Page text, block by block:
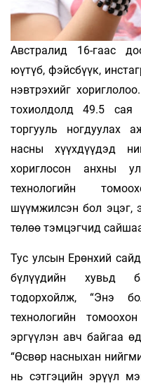
Австралид 16-гаас
юүтүб, фэйсбүүк,
нэвтрэхийг
тохиолдолд 49.5 сая
торгууль ногдуулах
насны хүүхдүүдэд
хориглосон анхны
технологийн
шүүмжилсэн бол эцэг,
төлөө тэмцэгчид
Тус улсын Ерөнхий
бүлүүдийн хувьд
тодорхойлж, “Энэ
технологийн
эргүүлэн авч байгаа
“Өсвөр насныхан
нь сэтгэцийн эрүүл